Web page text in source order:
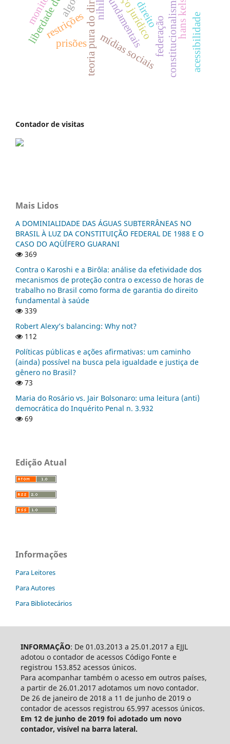
federaçãoconstitucionalismo
direito
teoria pura do direito hans kelsen
mídias sociais
restrições
nihil
prisões acessibilidade
Contador de visitas
Mais Lidos
A DOMINIALIDADE DAS ÁGUAS SUBTERRÂNEAS NO
BRASIL À LUZ DA CONSTITUIÇÃO FEDERAL DE 1988 E O
CASO DO AQÜÍFERO GUARANI
369
Contra o Karoshi e a Birôla: análise da efetividade dos
mecanismos de proteção contra o excesso de horas de
trabalho no Brasil como forma de garantia do direito
fundamental à saúde
339
Robert Alexy’s balancing: Why not?
112
Políticas públicas e ações afirmativas: um caminho
(ainda) possível na busca pela igualdade e justiça de
gênero no Brasil?
73
Maria do Rosário vs. Jair Bolsonaro: uma leitura (anti)
democrática do Inquérito Penal n. 3.932
69
Edição Atual
Informações
Para Leitores
Para Autores
Para Bibliotecários
INFORMAÇÃO: De 01.03.2013 a 25.01.2017 a EJJL
adotou o contador de acessos Código Fonte e
registrou 153.852 acessos únicos.
Para acompanhar também o acesso em outros países,
a partir de 26.01.2017 adotamos um novo contador.
De 26 de janeiro de 2018 a 11 de junho de 2019 o
contador de acessos registrou 65.997 acessos únicos.
Em 12 de junho de 2019 foi adotado um novo
contador, visível na barra lateral.